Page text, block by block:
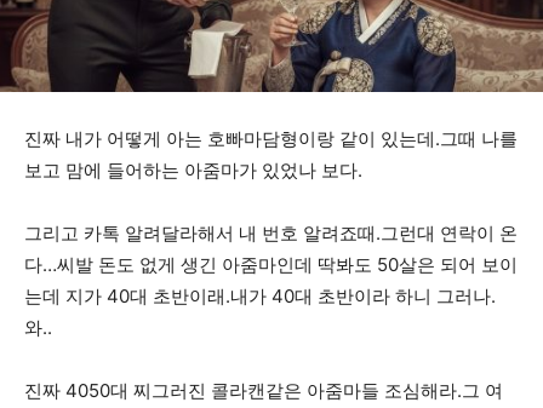
진짜 내가 어떻게 아는 호빠마담형이랑 같이 있는데.그때 나를
보고 맘에 들어하는 아줌마가 있었나 보다.
그리고 카톡 알려달라해서 내 번호 알려죠때.그런대 연락이 온
다…씨발 돈도 없게 생긴 아줌마인데 딱봐도 50살은 되어 보이
는데 지가 40대 초반이래.내가 40대 초반이라 하니 그러나.
와..
진짜 4050대 찌그러진 콜라캔같은 아줌마들 조심해라.그 여